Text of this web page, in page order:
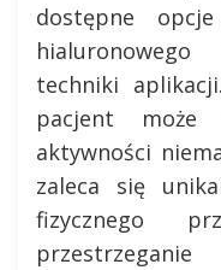
dostępne
techniki
pacjent może
aktywności
zaleca się
fizycznego